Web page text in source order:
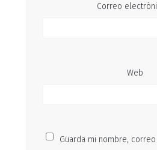
Correo
Web
Guarda mi nombre,